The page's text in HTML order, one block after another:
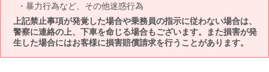
暴力行為など、その他迷惑行為
上記禁止事項が発覚した場合や乗務員の指示に従わない場合は、
警察に連絡の上、下車を命じる場合もございます。また損害が発
生した場合にはお客様に損害賠償請求を行うことがあります。